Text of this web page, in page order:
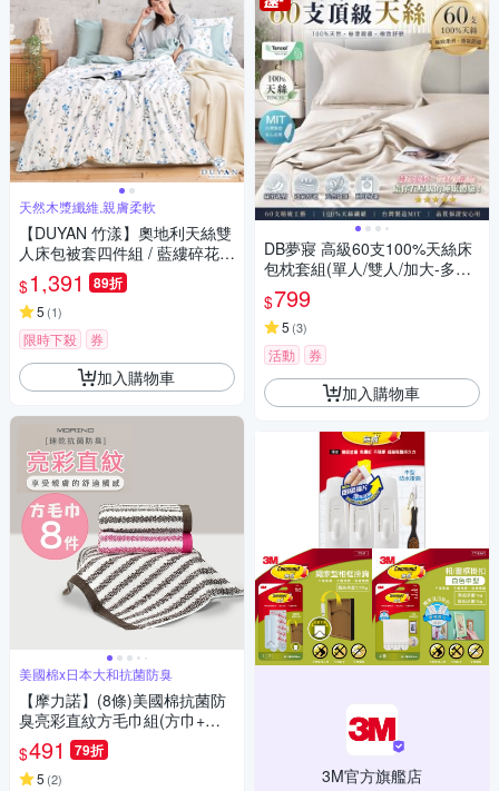
天然木漿纖維,親膚柔軟
【DUYAN 竹漾】奧地利天絲雙
人床包被套四件組 / 藍縷碎花
台灣製
$1,391 89折
5 (1)
限時下殺 券
加入購物車
美國棉x日本大和抗菌防臭
【摩力諾】(8條)美國棉抗菌防
臭亮彩直紋方毛巾組(方巾+毛
巾各4)_morino
$491 79折
5 (2)
DB夢寢 高級60支100%天絲床
包枕套組(單人/雙人/加大-多款
任選)
$799
5 (3)
活動 券
加入購物車
3M官方旗艦店